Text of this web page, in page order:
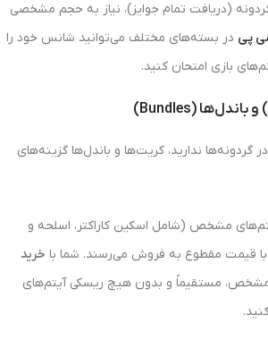
(دریافت تمام جوایز)، نیاز به حجم مشخصی
پی در بسته‌های مختلف می‌توانید شانس خود را
بازی امتحان کنید.
گردونه‌ها ندارید، کریت‌ها و باندل‌ها گزینه‌های
مشخص (شامل اسکین کاراکتر، اسلحه و
قیمت مقطوع به فروش می‌رسند. شما با خرید
مستقیماً و بدون هیچ ریسکی آیتم‌های